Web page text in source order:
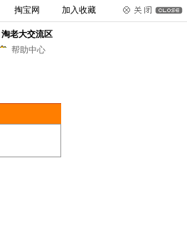
掏宝网 加入收藏
淘老大交流区
帮助中心